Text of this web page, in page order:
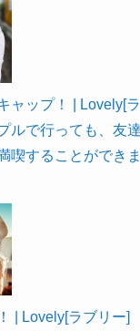
ャップ！ | Lovely[
ルで行っても、友
喫することができ
| Lovely[ラブリー]